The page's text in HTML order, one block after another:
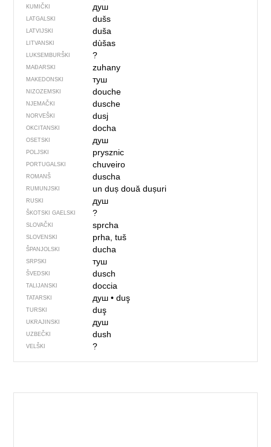
KUMIČKI душ
LATGALSKI dušs
LATVIJSKI duša
LITVANSKI dùšas
LUKSEMBURŠKI ?
MAĐARSKI zuhany
MAKEDONSKI туш
NIZOZEMSKI douche
NJEMAČKI dusche
NORVEŠKI dusj
OKCITANSKI docha
OSETSKI душ
POLJSKI prysznic
PORTUGALSKI chuveiro
ROMANŠ duscha
RUMUNJSKI un dușdouă dușuri
RUSKI душ
ŠKOTSKI GAELSKI ?
SLOVAČKI sprcha
SLOVENSKI prha, tuš
ŠPANJOLSKI ducha
SRPSKI туш
ŠVEDSKI dusch
TALIJANSKI doccia
TATARSKI душ• duş
TURSKI duş
UKRAJINSKI душ
UZBEČKI dush
VELŠKI ?